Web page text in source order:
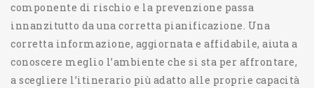
componente di rischio e la prevenzione passa
innanzitutto da una corretta pianificazione. Una
corretta informazione, aggiornata e affidabile, aiuta a
conoscere meglio l’ambiente che si sta per affrontare,
a scegliere l’itinerario più adatto alle proprie capacità